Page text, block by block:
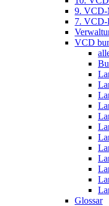
9. VCD-
7. VCD-
VCD
Glossar